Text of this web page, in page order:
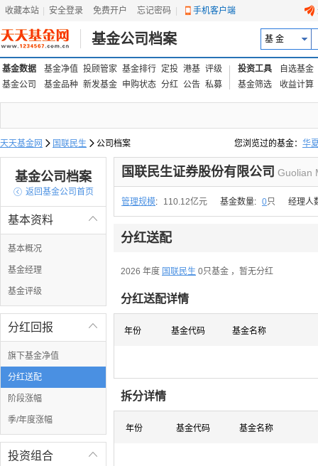
收藏本站 安全登录 免费开户 忘记密码 手机客户端
基金公司档案 基 金
基金数据 基金净值 投顾管家 基金排行 定投 港基 评级
基金公司
基金品种 新发基金 申购状态 分红 公告 私募
投资工具
自选基金
基金筛选
收益计算
天天基金网  国联民生  公司档案 您浏览过的基金： 华
易方达上证中盘ETF联
基金公司档案
 返回基金公司首页

基本资料
基本概况
基金经理
基金评级

分红回报
旗下基金净值
分红送配
阶段涨幅
季/年度涨幅

投资组合
国联民生证券股份有限公司 Guolian
管理规模: 110.12亿元 基金数量: 0只 经理人
分红送配
2026 年度 国联民生 0只基金 ，暂无分红
分红送配详情
年份 基金代码 基金名称
拆分详情
年份 基金代码 基金名称